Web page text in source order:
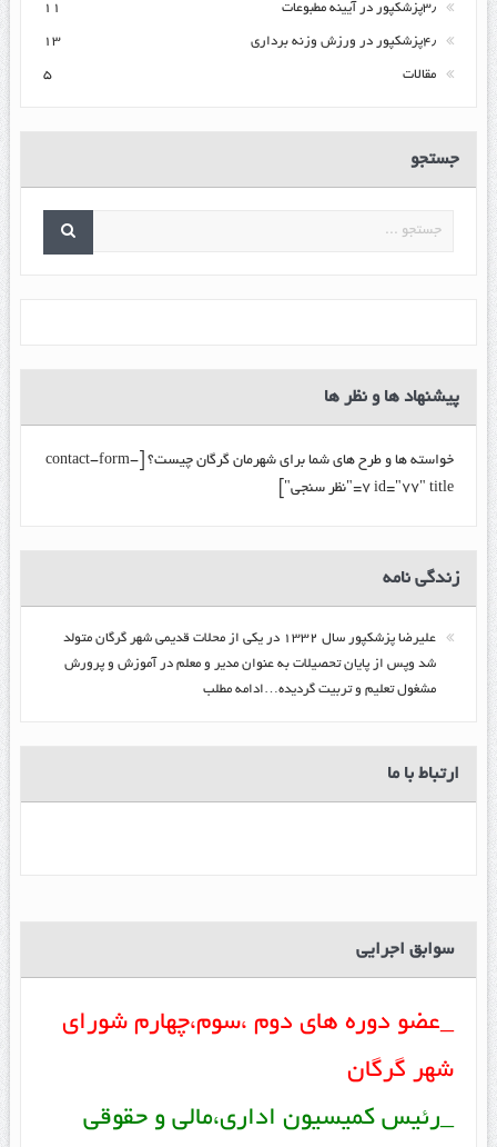
۳٫پزشکپور در آیینه مطبوعات ۱۱
۴٫پزشکپور در ورزش وزنه برداری ۱۳
مقالات ۵
جستجو
پیشنهاد ها و نظر ها
خواسته ها و طرح های شما برای شهرمان گرگان چیست؟ [contact-form-
7 id="77" title="نظر سنجی"]
زندگي نامه
عليرضا پزشكپور سال ۱۳۳۲ در یکی از محلات قدیمی شهر گرگان متولد
شد وپس از پایان تحصیلات به عنوان مدیر و معلم در آموزش و پرورش
مشغول تعلیم و تربیت گرديده…ادامه مطلب
ارتباط با ما
سوابق اجرایی
_عضو دوره های دوم ،سوم،چهارم شورای
شهر گرگان
_رئیس کمیسیون اداری،مالی و حقوقی